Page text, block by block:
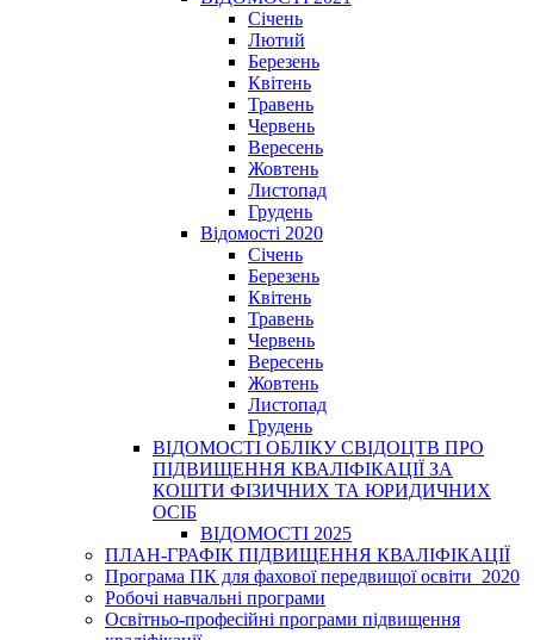
Січень
Лютий
Березень
Квітень
Травень
Червень
Вересень
Жовтень
Листопад
Грудень
Відомості 2020
Січень
Березень
Квітень
Травень
Червень
Вересень
Жовтень
Листопад
Грудень
ВІДОМОСТІ ОБЛІКУ СВІДОЦТВ ПРО
ПІДВИЩЕННЯ КВАЛІФІКАЦІЇ ЗА
КОШТИ ФІЗИЧНИХ ТА ЮРИДИЧНИХ
ОСІБ
ВІДОМОСТІ 2025
ПЛАН-ГРАФІК ПІДВИЩЕННЯ КВАЛІФІКАЦІЇ
Програма ПК для фахової передвищої освіти_2020
Робочі навчальні програми
Освітньо-професійні програми підвищення